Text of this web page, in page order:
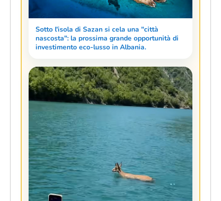
Sotto l'isola di Sazan si cela una "città
nascosta": la prossima grande opportunità di
investimento eco-lusso in Albania.